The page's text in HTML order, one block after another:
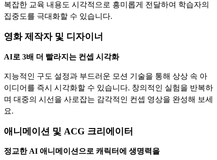
복잡한 교육 내용도 시각적으로 흥미롭게 전달하여 학습자의
집중도를 극대화할 수 있습니다.
영화 제작자 및 디자이너
AI로 3배 더 빨라지는 컨셉 시각화
지능적인 구도 설정과 부드러운 모션 기술을 통해 상상 속 아
이디어를 즉시 시각화할 수 있습니다. 창의적인 실험을 반복하
며 대중의 시선을 사로잡는 감각적인 컨셉 영상을 완성해 보세
요.
애니메이션 및 ACG 크리에이터
정교한 AI 애니메이션으로 캐릭터에 생명력을